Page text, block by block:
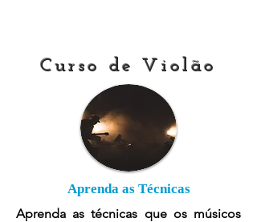
Curso de Violão
Aprenda as Técnicas
Aprenda as técnicas que os músicos